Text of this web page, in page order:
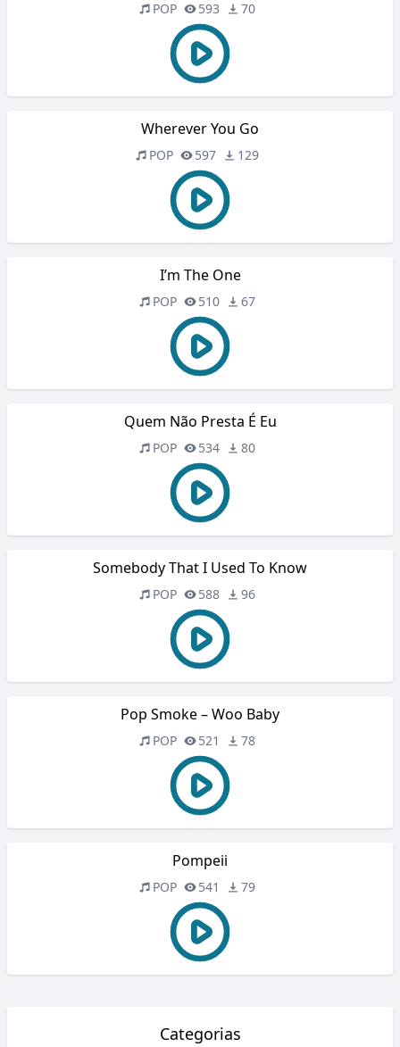
POP 593 70
Wherever You Go
POP 597 129
I’m The One
POP 510 67
Quem Não Presta É Eu
POP 534 80
Somebody That I Used To Know
POP 588 96
Pop Smoke – Woo Baby
POP 521 78
Pompeii
POP 541 79
Categorias